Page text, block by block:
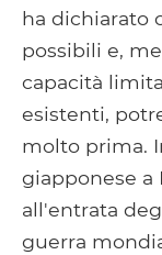
ha dichiarato
possibili e,
capacità
esistenti,
molto prima.
giapponese a
all'entrata
guerra